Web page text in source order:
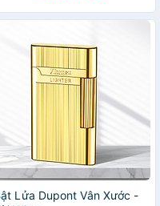
Lửa Dupont Vân Xước -